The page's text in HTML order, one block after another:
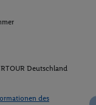
Deutschland
des